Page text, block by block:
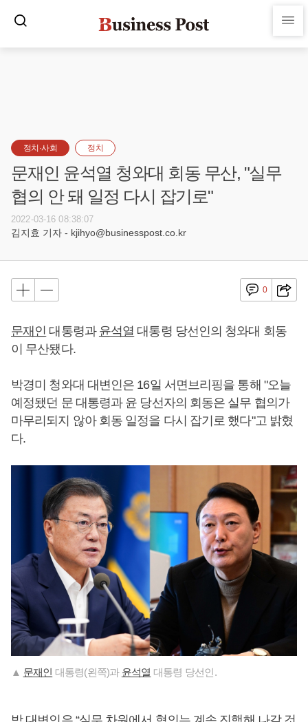
정치·사회 정치
문재인 윤석열 청와대 회동 무산, "실무
협의 안 돼 일정 다시 잡기로"
2022-03-16 08:38:07
김지효 기자 - kjihyo@businesspost.co.kr
0
문재인 대통령과 윤석열 대통령 당선인의 청와대 회동
이 무산됐다.
박경미 청와대 대변인은 16일 서면브리핑을 통해 "오늘
예정됐던 문 대통령과 윤 당선자의 회동은 실무 협의가
마무리되지 않아 회동 일정을 다시 잡기로 했다"고 밝혔
다.
▲ 문재인 대통령(왼쪽)과 윤석열 대통령 당선인.